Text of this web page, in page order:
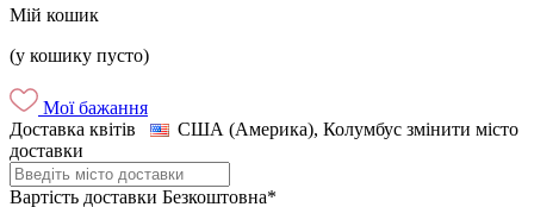
Мій кошик
(у кошику пусто)
Мої бажання
Доставка квітів
США (Америка), Колумбус змінити місто
доставки
Вартість доставки Безкоштовна*